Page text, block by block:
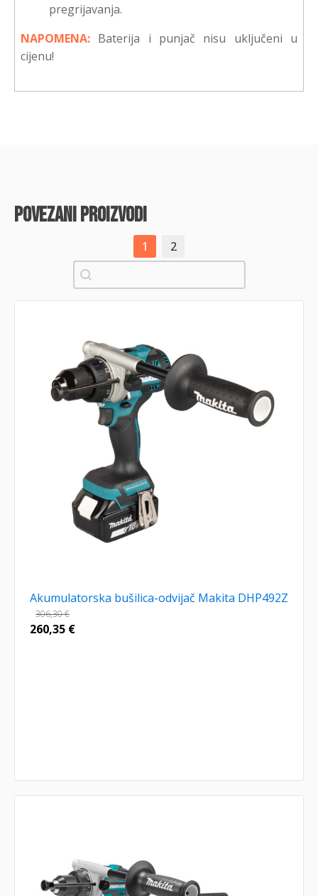
pregrijavanja.
NAPOMENA: Baterija i punjač nisu uključeni u
cijenu!
povezani proizvodi
1
2
Pretraži
Akumulatorska bušilica-odvijač Makita DHP492Z
306,30€
260,35 €